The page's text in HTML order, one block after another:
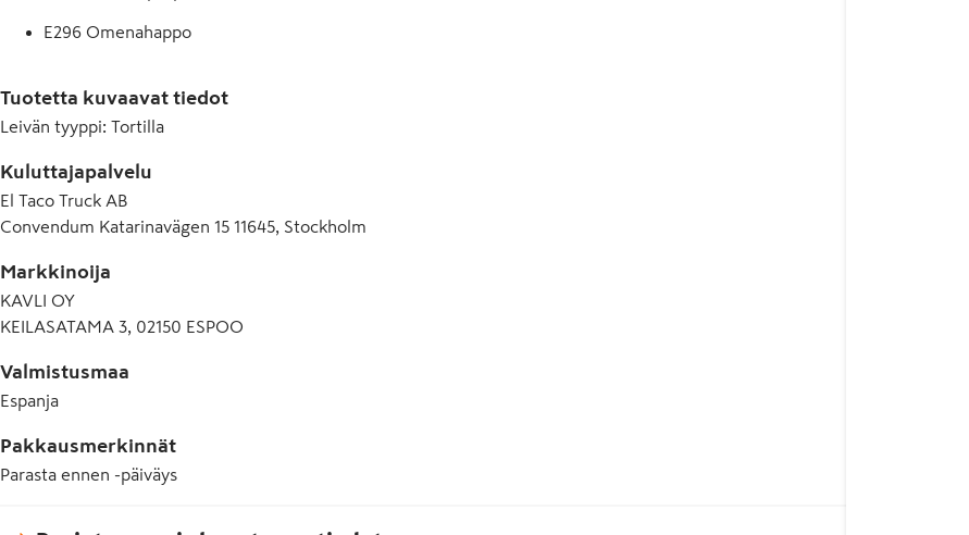
E296 Omenahappo
E500 Natriumkarbonaatti
Tuotetta kuvaavat tiedot
Leivän tyyppi: Tortilla
Kuluttajapalvelu
El Taco Truck AB
Convendum Katarinavägen 15 11645, Stockholm
Markkinoija
KAVLI OY
KEILASATAMA 3, 02150 ESPOO
Valmistusmaa
Espanja
Pakkausmerkinnät
Parasta ennen -päiväys